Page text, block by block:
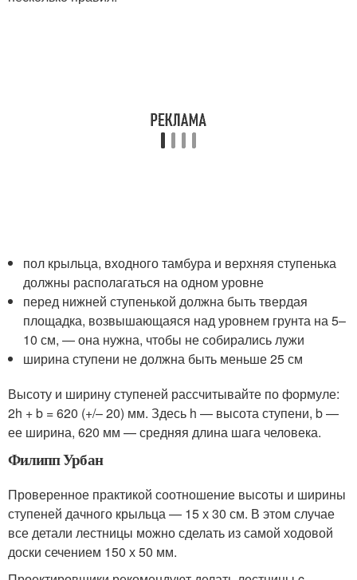
пол крыльца, входного тамбура и верхняя ступенька
должны располагаться на одном уровне
перед нижней ступенькой должна быть твердая
площадка, возвышающаяся над уровнем грунта на 5–
10 см, — она нужна, чтобы не собирались лужи
ширина ступени не должна быть меньше 25 см
Высоту и ширину ступеней рассчитывайте по формуле:
2h + b = 620 (+/– 20) мм. Здесь h — высота ступени, b —
ее ширина, 620 мм — средняя длина шага человека.
Филипп Урбан
Проверенное практикой соотношение высоты и ширины
ступеней дачного крыльца — 15 х 30 см. В этом случае
все детали лестницы можно сделать из самой ходовой
доски сечением 150 х 50 мм.